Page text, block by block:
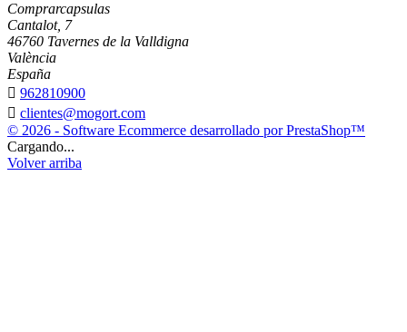
Comprarcapsulas
Cantalot, 7
46760 Tavernes de la Valldigna
València
España
 962810900
 clientes@mogort.com
© 2026 - Software Ecommerce desarrollado por PrestaShop™
Cargando...
Volver arriba